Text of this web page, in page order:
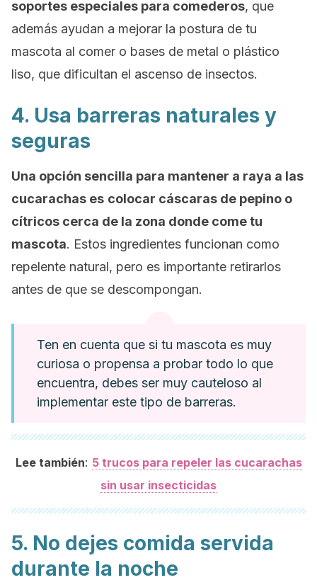
soportes especiales para comederos, que
además ayudan a mejorar la postura de tu
mascota al comer o bases de metal o plástico
liso, que dificultan el ascenso de insectos.
4. Usa barreras naturales y
seguras
Una opción sencilla para mantener a raya a las
cucarachas es colocar cáscaras de pepino o
cítricos cerca de la zona donde come tu
mascota. Estos ingredientes funcionan como
repelente natural, pero es importante retirarlos
antes de que se descompongan.
Ten en cuenta que si tu mascota es muy
curiosa o propensa a probar todo lo que
encuentra, debes ser muy cauteloso al
implementar este tipo de barreras.
Lee también: 5 trucos para repeler las cucarachas
sin usar insecticidas
5. No dejes comida servida
durante la noche